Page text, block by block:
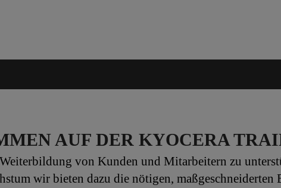
AUF DER KYOCERA
von Kunden und Mitarbeitern zu
wir bieten dazu die nötigen,